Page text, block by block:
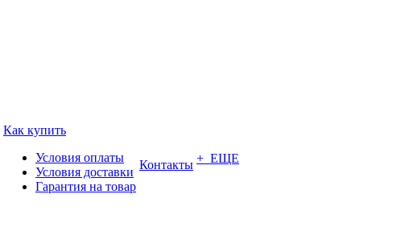
Как купить
Условия оплаты
Условия доставки
Гарантия на товар
Контакты + ЕЩЕ